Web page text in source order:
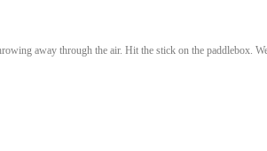
away through the air. Hit the stick on the paddlebox.